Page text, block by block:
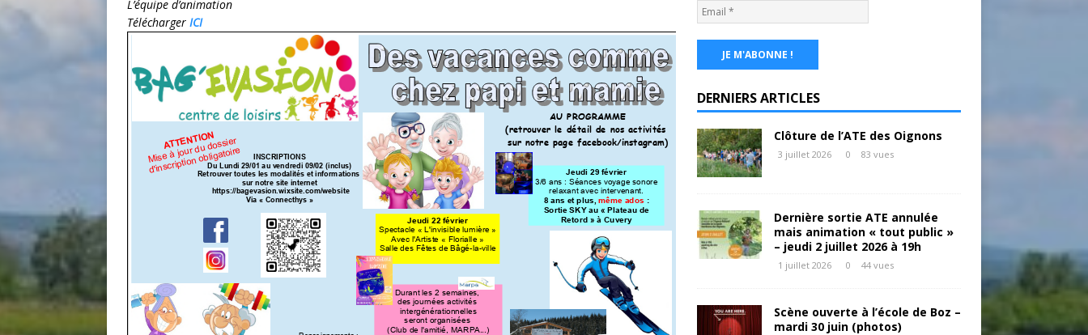
L’équipe d’animation
Télécharger ICI
DERNIERS ARTICLES
Clôture de l’ATE des Oignons
3 juillet 2026 0 83 vues
Dernière sortie ATE annulée
mais animation « tout public »
– jeudi 2 juillet 2026 à 19h
1 juillet 2026 0 44 vues
Scène ouverte à l’école de Boz –
mardi 30 juin (photos)